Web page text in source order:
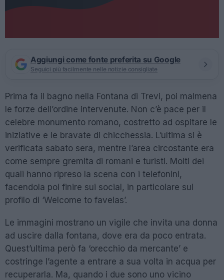
Aggiungi come fonte preferita su Google
Seguici più facilmente nelle notizie consigliate
Prima fa il bagno nella Fontana di Trevi, poi malmena
le forze dell’ordine intervenute. Non c’è pace per il
celebre monumento romano, costretto ad ospitare le
iniziative e le bravate di chicchessia. L’ultima si è
verificata sabato sera, mentre l’area circostante era
come sempre gremita di romani e turisti. Molti dei
quali hanno ripreso la scena con i telefonini,
facendola poi finire sui social, in particolare sul
profilo di ‘Welcome to favelas’.
Le immagini mostrano un vigile che invita una donna
ad uscire dalla fontana, dove era da poco entrata.
Quest’ultima però fa ‘orecchio da mercante’ e
costringe l’agente a entrare a sua volta in acqua per
recuperarla. Ma, quando i due sono uno vicino